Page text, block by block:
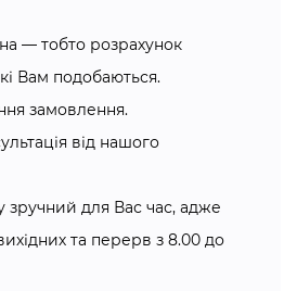
матеріали найкращого
вам дуже довго.
від Алсер:
рулонних жалюзів:
— це вільні бокові частини
встановити безпосередньо на
— тобто розрахунок
Вам подобаються.
замовлення.
від нашого
зручний для Вас час, адже
та перерв з 8.00 до